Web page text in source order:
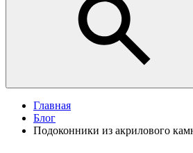
Главная
Блог
Подоконники из акрилового